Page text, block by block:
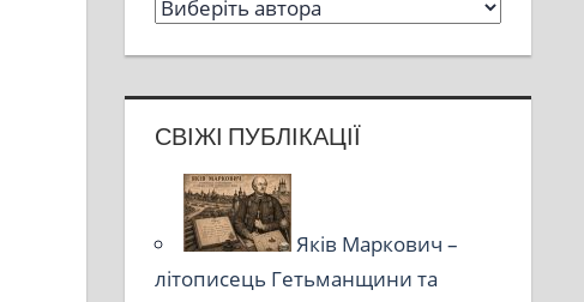
СВІЖІ ПУБЛІКАЦІЇ
Яків Маркович –
літописець Гетьманщини та